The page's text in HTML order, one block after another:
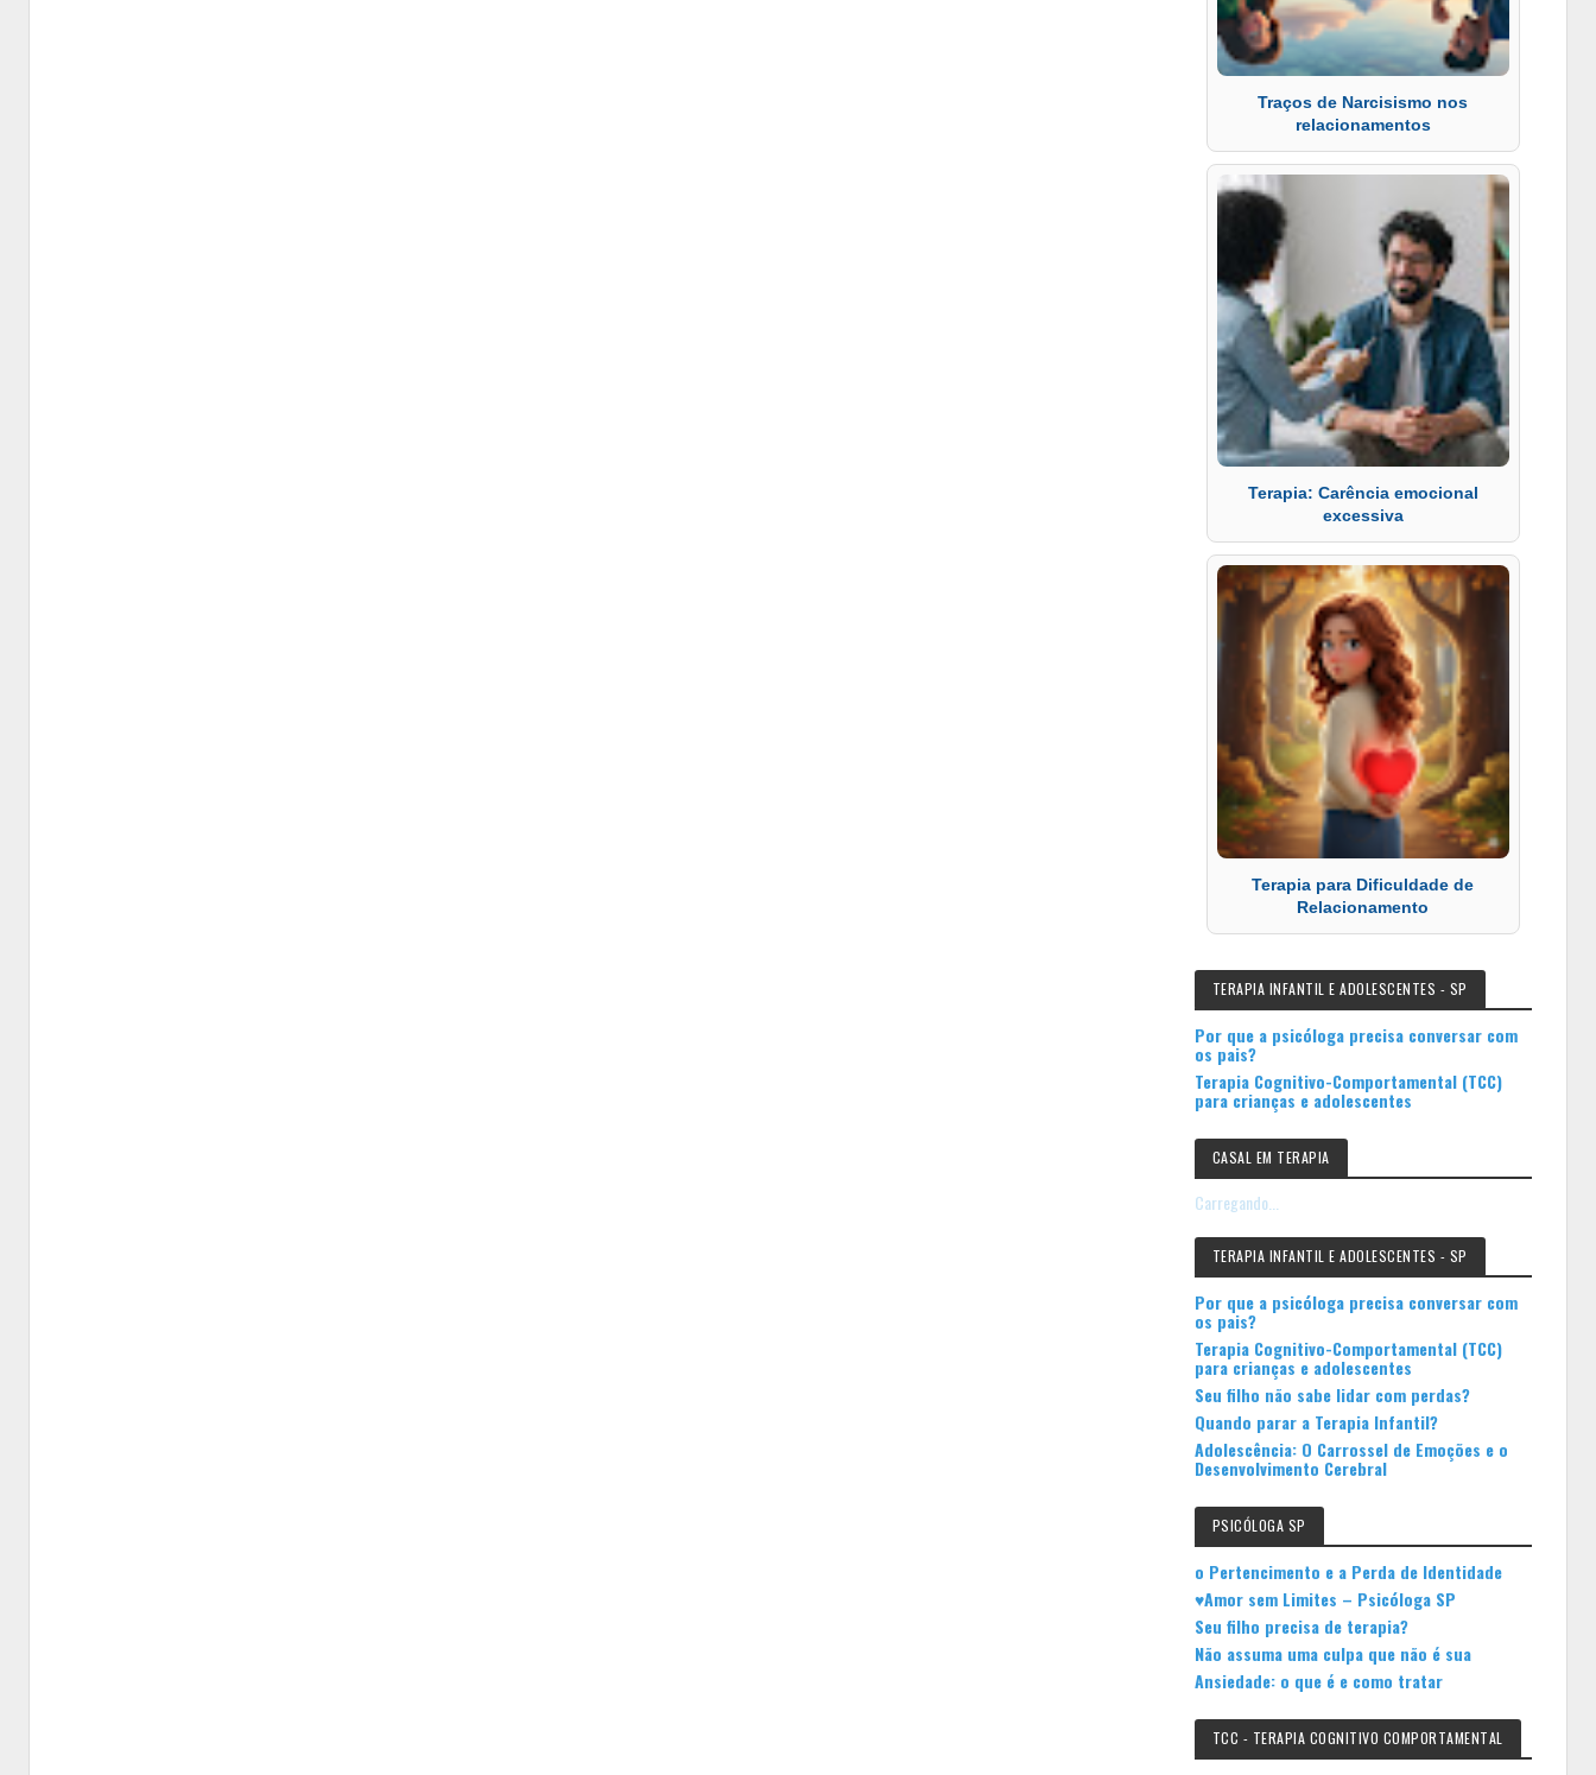
Traços de Narcisismo nos
relacionamentos
Terapia: Carência emocional
excessiva
Terapia para Dificuldade de
Relacionamento
TERAPIA INFANTIL E ADOLESCENTES - SP
Por que a psicóloga precisa conversar com
os pais?
Terapia Cognitivo-Comportamental (TCC)
para crianças e adolescentes
CASAL EM TERAPIA
Carregando...
TERAPIA INFANTIL E ADOLESCENTES - SP
Por que a psicóloga precisa conversar com
os pais?
Terapia Cognitivo-Comportamental (TCC)
para crianças e adolescentes
Seu filho não sabe lidar com perdas?
Quando parar a Terapia Infantil?
Adolescência: O Carrossel de Emoções e o
Desenvolvimento Cerebral
PSICÓLOGA SP
o Pertencimento e a Perda de Identidade
♥Amor sem Limites – Psicóloga SP
Seu filho precisa de terapia?
Não assuma uma culpa que não é sua
Ansiedade: o que é e como tratar
TCC - TERAPIA COGNITIVO COMPORTAMENTAL